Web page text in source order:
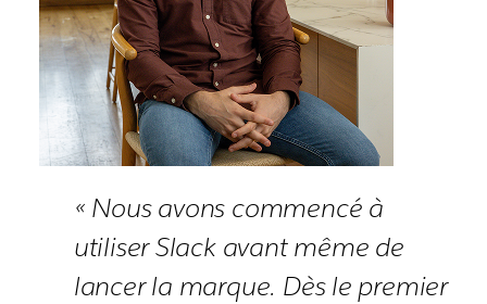
« Nous avons commencé à
utiliser Slack avant même de
lancer la marque. Dès le premier